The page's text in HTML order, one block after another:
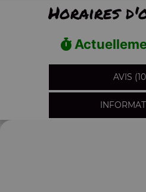
Horaires
AVIS